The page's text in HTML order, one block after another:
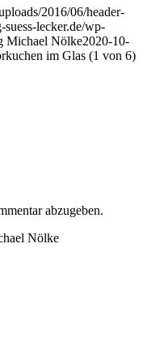
2016/06/header-
suess-lecker.de/wp-
Michael Nölke2020-10-
im Glas (1 von 6)
abzugeben.
Nölke